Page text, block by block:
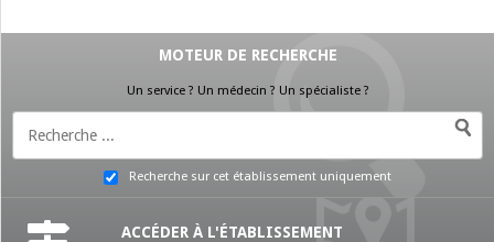
MOTEUR DE RECHERCHE
Un service ? Un médecin ? Un spécialiste ?
Recherche sur cet établissement uniquement
ACCÉDER À L'ÉTABLISSEMENT